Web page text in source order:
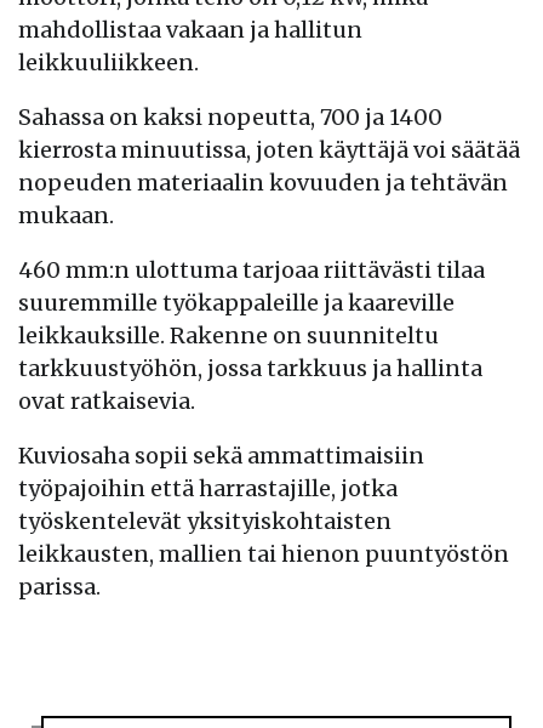
mahdollistaa vakaan ja hallitun
leikkuuliikkeen.
Sahassa on kaksi nopeutta, 700 ja 1400
kierrosta minuutissa, joten käyttäjä voi säätää
nopeuden materiaalin kovuuden ja tehtävän
mukaan.
460 mm:n ulottuma tarjoaa riittävästi tilaa
suuremmille työkappaleille ja kaareville
leikkauksille. Rakenne on suunniteltu
tarkkuustyöhön, jossa tarkkuus ja hallinta
ovat ratkaisevia.
Kuviosaha sopii sekä ammattimaisiin
työpajoihin että harrastajille, jotka
työskentelevät yksityiskohtaisten
leikkausten, mallien tai hienon puuntyöstön
parissa.